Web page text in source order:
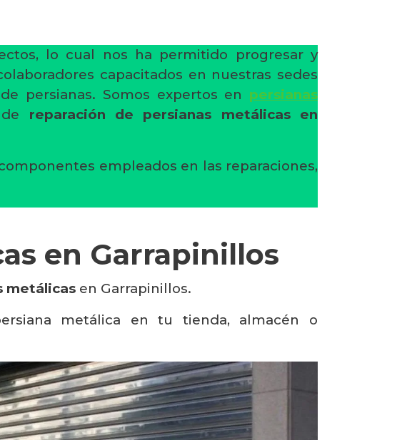
lo cual nos ha permitido progresar y
capacitados en nuestras sedes
persianas. Somos expertos en persianas
reparación de persianas metálicas en
empleados en las reparaciones,
en Garrapinillos
metálicas en Garrapinillos.
metálica en tu tienda, almacén o